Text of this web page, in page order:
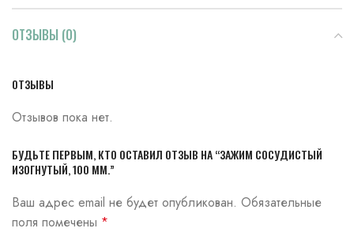
ОТЗЫВЫ (0)
ОТЗЫВЫ
Отзывов пока нет.
БУДЬТЕ ПЕРВЫМ, КТО ОСТАВИЛ ОТЗЫВ НА “ЗАЖИМ СОСУДИСТЫЙ
ИЗОГНУТЫЙ, 100 ММ.”
Ваш адрес email не будет опубликован. Обязательные
поля помечены *